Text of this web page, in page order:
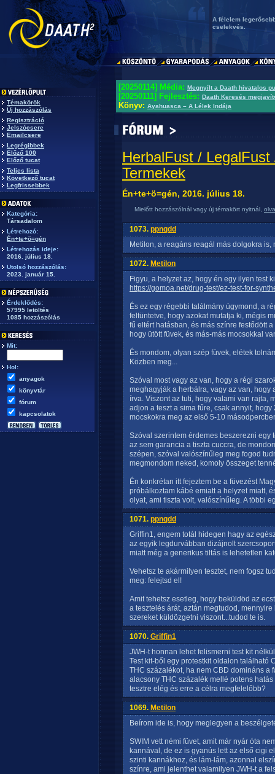
A félelem
cselekvés.
Témakörök
Új hozzászólás
Regisztráció
Jelszócsere
Emailcsere
Legrégibbek
Előző 100
Előző tucat
Teljes lista
Következő tucat
Legfrissebbek
Kategória:
Társadalom
Létrehozó:
Én+te+ö=gén
Létrehozás ideje:
2016. július 18.
Utolsó hozzászólás:
2023. január 15.
Érdeklődés:
57995 letöltés
1085 hozzászólás
Mit:
Hol:
anyagok
könyvtár
fórum
kapcsolatok
[20250114] Média: Megnyílt a Daath hivatalos
[20250111] Fejlesztés: Daath Keresés
Könyv: Ayahuasca – A Lélek Indája
HerbalFust /
Termekek
Én+te+ö=gén, 2016. július 18.
Mielőtt hozzászólnál vagy új témakört nyitnál,
1073. ppnqdd
Metilon, a reagáns reagál más dolgokra is,
1072. Metilon
Figyu, a helyzet az, hogy én egy ilyen test
https://gomoa.net/drug-test/ez-test-for-
És ez egy régebbi találmány úgymond, a
feltüntetve, hogy azokat mutatja ki, mégis
fű eltért hatásban, és más színre festődött
hogy ütött füvek, és más-más mocsokkal
És mondom, olyan szép füvek, elétek
Közben meg...
Szóval most vagy az van, hogy a régi
meghagyják a herbálra, vagy az van,
írva. Viszont az tuti, hogy valami van rajta,
adjon a teszt a sima fűre, csak annyit,
mocskokra meg az első 5-10
Szóval szerintem érdemes beszerezni egy
az sem garancia a tiszta cuccra, de
szépen, szóval valószínűleg meg fogod
megmondom neked, komoly összeget
Én konkrétan itt fejeztem be a füvezést
próbálkoztam kábé emiatt a helyzet miatt,
olyat, ami tiszta volt, valószínűleg. A többi
1071. ppnqdd
Griffin1, engem totál hidegen hagy az
az egyik legdurvábban dizájnolt
miatt még a generikus tiltás is lehetetlen
Vehetsz te akármilyen tesztet, nem fogsz
meg: felejtsd el!
Amit tehetsz esetleg, hogy beküldöd az
a tesztelés árát, aztán megtudod,
szereket küldözgetni viszont...tudod te is.
1070. Griffin1
JWH-t honnan lehet felismerni test kit
Test kit-ből egy protestkit oldalon található
THC százalékot, ha nem CBD domináns a
alacsony THC százalék mellé potens
tesztre elég és erre a célra megfelelőbb?
1069. Metilon
Beírom ide is, hogy meglegyen a
SWIM vett némi füvet, amit már nyár óta
kannával, de ez is gyanús lett az első cigi
szinti kannákhoz, és lám-lám, azonnal
színre, ami jelenthet valamilyen JWH-t a